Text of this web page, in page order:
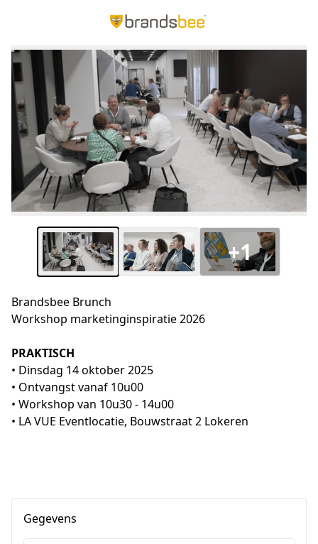
+1
Brandsbee Brunch
Workshop marketinginspiratie 2026
PRAKTISCH
• Dinsdag 14 oktober 2025
• Ontvangst vanaf 10u00
• Workshop van 10u30 - 14u00
• LA VUE Eventlocatie, Bouwstraat 2 Lokeren
Gegevens